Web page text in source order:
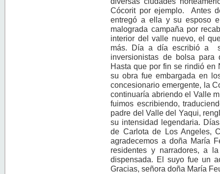
Cócorit por ejemplo. Antes
entregó a ella y su esposo
malograda campaña por
interior del valle nuevo, el
más. Día a día escribió a
inversionistas de bolsa para
Hasta que por fin se rindió en
su obra fue embargada en
concesionario emergente, la
continuaría abriendo el Valle
fuimos escribiendo,
padre del Valle del Yaqui,
su intensidad legendaria.
de Carlota de Los Angeles,
agradecemos a doña María
residentes y narradores, a
dispensada. El suyo fue un
Gracias, señora doña María